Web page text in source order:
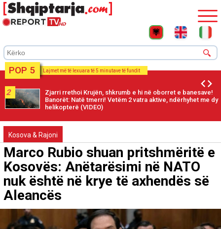
POP 5 Lajmet më të lexuara të 5 minutave të fundit
2
Zjarri rrethoi Krujën, shkrumb e hi në oborret e banesave!
Banorët: Natë tmerri! Vetëm 2 vatra aktive, ndërhyhet me dy
helikopterë (VIDEO)
Kosova & Rajoni
Marco Rubio shuan pritshmëritë e
Kosovës: Anëtarësimi në NATO
nuk është në krye të axhendës së
Aleancës